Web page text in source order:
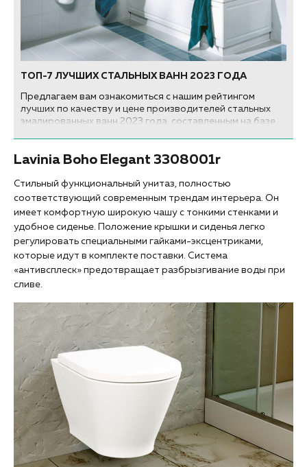
ТОП-7 ЛУЧШИХ СТАЛЬНЫХ ВАНН 2023 ГОДА
Предлагаем вам ознакомиться с нашим рейтингом
лучших по качеству и цене производителей стальных
эмалированных ванн 2023 года, составленным на базе
Lavinia Boho Elegant 3308001r
Стильный функциональный унитаз, полностью
соответствующий современным трендам интерьера. Он
имеет комфортную широкую чашу с тонкими стенками и
удобное сиденье. Положение крышки и сиденья легко
регулировать специальными гайками-эксцентриками,
которые идут в комплекте поставки. Система
«антивсплеск» предотвращает разбрызгивание воды при
сливе.